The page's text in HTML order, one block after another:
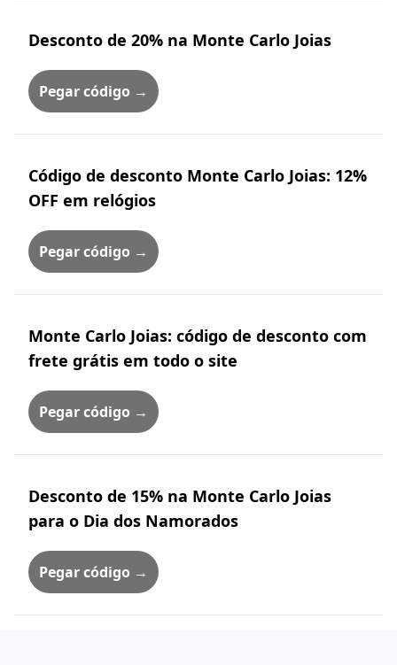
Desconto de 20% na Monte Carlo Joias
Pegar código →
Código de desconto Monte Carlo Joias: 12%
OFF em relógios
Pegar código →
Monte Carlo Joias: código de desconto com
frete grátis em todo o site
Pegar código →
Desconto de 15% na Monte Carlo Joias
para o Dia dos Namorados
Pegar código →